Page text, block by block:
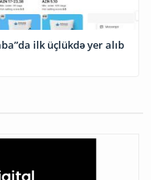
ilk üçlükdə yer alıb